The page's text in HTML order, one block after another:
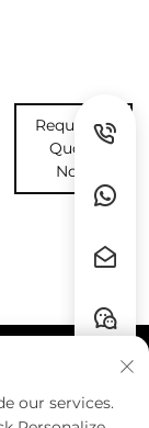
Request A
Quote
Now
our services.